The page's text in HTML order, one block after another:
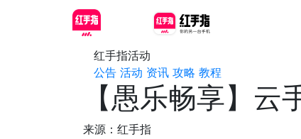
红手指活动
公告 活动 资讯 攻略 教程
【愚乐畅享】云
来源：红手指